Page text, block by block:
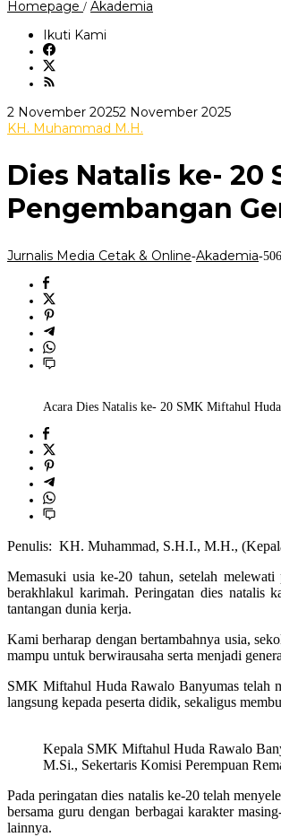
Homepage / Akademia
Rawalo
Momentum
Pengembangan
Generasi
Ikuti Kami
2 November 20252 November 2025oleh
&
KH. Muhammad M.H.
Dies Natalis ke-
Pengembangan
Jurnalis Media Cetak & Online-Akademia-
Acara Dies Natalis ke- 20 SMK Miftahul
Penulis: KH. Muhammad, S.H.I., M.H.,
Memasuki usia ke-20 tahun, setelah
berakhlakul karimah. Peringatan dies natalis
tantangan dunia kerja.
Kami berharap dengan bertambahnya usia,
mampu untuk berwirausaha serta menjadi
SMK Miftahul Huda Rawalo Banyumas telah
langsung kepada peserta didik, sekaligus
Kepala SMK Miftahul Huda Rawalo
M.Si., Sekertaris Komisi Perempuan
Pada peringatan dies natalis ke-20 telah
bersama guru dengan berbagai karakter
lainnya.